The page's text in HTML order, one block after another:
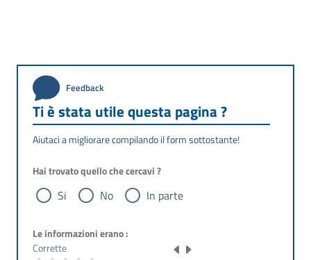
Feedback
Ti è stata utile questa pagina ?
Aiutaci a migliorare compilando il form sottostante!
Hai trovato quello che cercavi ?
Si No In parte
Le informazioni erano :
Corrette